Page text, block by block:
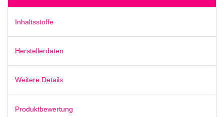
Inhaltsstoffe
Herstellerdaten
Weitere Details
Produktbewertung